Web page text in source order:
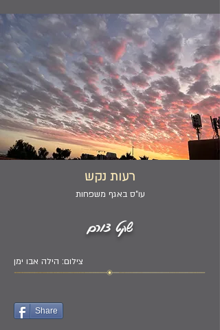
רעות נקש
עו"ס באגף משפחות
שקט צורם
צילום: הילה אבו ימן
Share